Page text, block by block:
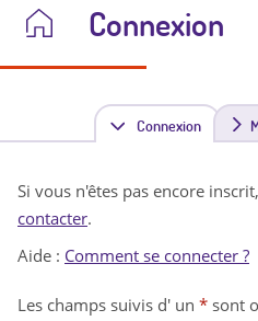
Connexion
Connexion(
n
Si vous n'êtes pas encore
contacter.
Aide : Comment se connecter ?
Les champs suivis d' un * sont